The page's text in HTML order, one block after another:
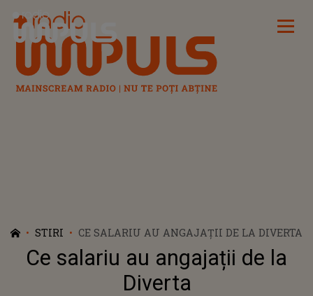
Radio Impuls
STIRI CE SALARIU AU ANGAJAȚII DE LA DIVERTA
Ce salariu au angajații de la
Diverta